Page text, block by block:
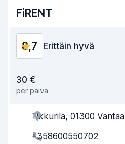
FiRENT
8,7 Erittäin hyvä
Löytämisen helppous
Toimihenkilön avuliaisuus
Noutonopeus
30 €
per päivä
Tikkurila, 01300 Vantaa
+358600550702